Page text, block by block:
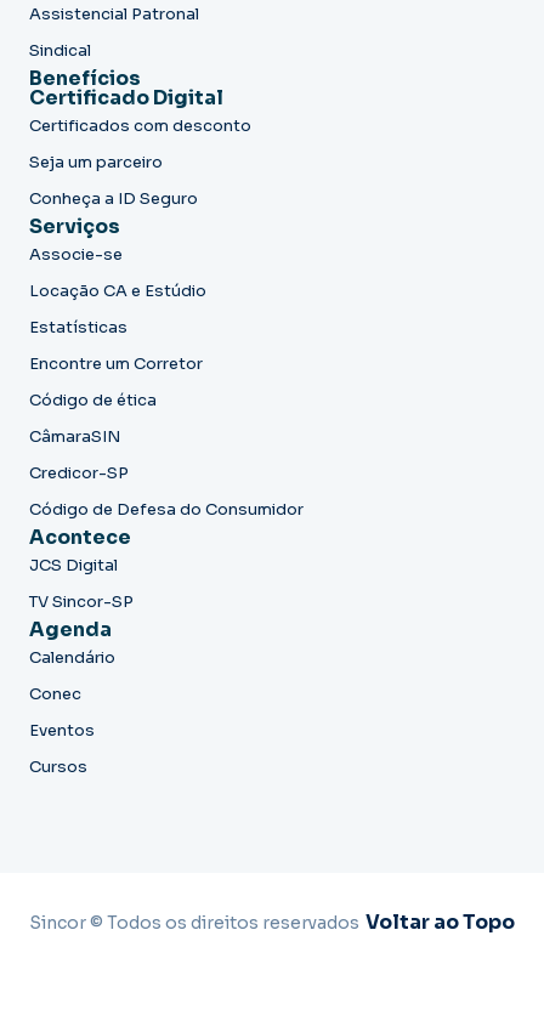
Assistencial Patronal
Sindical
Benefícios
Certificado Digital
Certificados com desconto
Seja um parceiro
Conheça a ID Seguro
Serviços
Associe-se
Locação CA e Estúdio
Estatísticas
Encontre um Corretor
Código de ética
CâmaraSIN
Credicor-SP
Código de Defesa do Consumidor
Acontece
JCS Digital
TV Sincor-SP
Agenda
Calendário
Conec
Eventos
Cursos
Sincor © Todos os direitos reservados Voltar ao Topo